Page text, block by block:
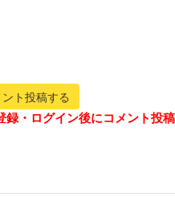
ント投稿する
録・ログイン後にコメント投